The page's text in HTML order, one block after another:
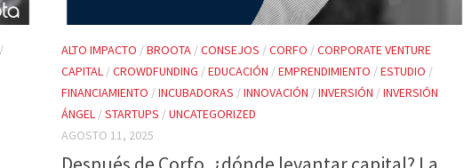
ALTO IMPACTO /BROOTA /CONSEJOS /CORFO /CORPORATE VENTURE
CAPITAL /CROWDFUNDING /EDUCACIÓN /EMPRENDIMIENTO /ESTUDIO /
FINANCIAMIENTO /INCUBADORAS /INNOVACIÓN /INVERSIÓN /INVERSIÓN
ÁNGEL /STARTUPS /UNCATEGORIZED
AGOSTO 11, 2025